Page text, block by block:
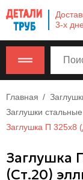
3-х
Главная
Заглушки стальные
Заглушка П 325х8
Заглушка
(Ст.20)
Company
name
620000,
Москва,
г.
Москва,
Калужская,
15,